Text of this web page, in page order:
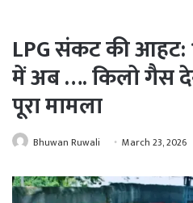
LPG संकट की आहट:
में अब …. किलो गैस
पूरा मामला
Bhuwan Ruwali March 23, 2026